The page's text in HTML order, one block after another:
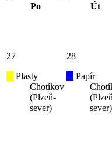
Po
Út
27
Plasty
Chotíkov
(Plzeň-
sever)
28
Papír
sever)